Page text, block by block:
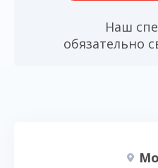
Наш
обязательно